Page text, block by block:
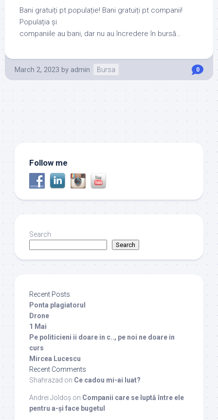
Bani gratuiți pt populație! Bani gratuiți pt companii!
Populația și
companiile au bani, dar nu au încredere în bursă…
March 2, 2023 by admin Bursa 0
Follow me
Search
Search
Recent Posts
Ponta plagiatorul
Drone
1 Mai
Pe politicieni ii doare in c.., pe noi ne doare in
curs
Mircea Lucescu
Recent Comments
Shahrazad on Ce cadou mi-ai luat?
Andrei Joldoș on Companii care se luptă între ele
pentru a-și face bugetul